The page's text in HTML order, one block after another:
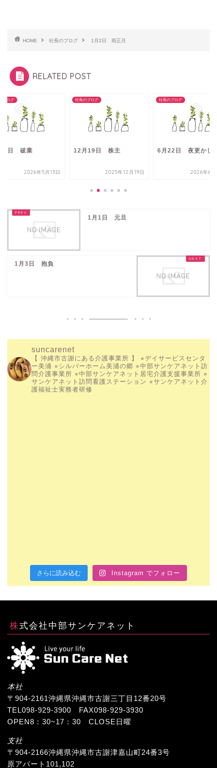
HOME 社長のブログ 1月2日 雨正月
RELATED POST
ブログ
日 破棄
2026年5月13日
社長のブログ
12月19日 株主
2025年12月19日
社長のブログ
6月22日 夜更かし
2026年6
1月1日 元旦
1月3日 抱負
suncarenet
【 沖縄市古謝にある介護事業所 】
⭐︎デイサービスセンタ
ー美浦 ⭐︎シルバーホーム美浦の郷 ⭐︎中部サンケアネット訪
問介護事業所 ⭐︎中部サンケアネット居宅介護支援事業所 ⭐︎
サンケアネット訪問看護ステーション ⭐︎サンケアネット介
護福祉士実務者研修
さらに読み込む Instagram でフォロー
株式会社中部サンケアネット
本社
〒904-2161沖縄県沖縄市古謝三丁目12番20号
TEL098-929-3900 FAX098-929-3930
OPEN8：30~17：30 CLOSE日曜
支社
〒904-2166沖縄県沖縄市古謝津嘉山町24番3号
原アパート101,102